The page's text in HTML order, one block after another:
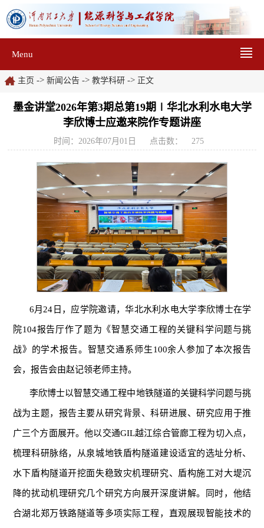
Menu
主页 -> 新闻公告 -> 教学科研 -> 正文
墨金讲堂2026年第3期总第19期∣华北水利水电大学
李欣博士应邀来院作专题讲座
时间：2026年07月01日 点击数： 275
6月24日，应学院邀请，华北水利水电大学李欣博士在学
院104报告厅作了题为《智慧交通工程的关键科学问题与挑
战》的学术报告。智慧交通系师生100余人参加了本次报告
会，报告会由赵记领老师主持。
李欣博士以智慧交通工程中地铁隧道的关键科学问题与挑
战为主题，报告主要从研究背景、科研进展、研究应用于推
广三个方面展开。他以交通GIL越江综合管廊工程为切入点，
梳理科研脉络，从泉城地铁盾构隧道建设适宜的选址分析、
水下盾构隧道开挖面失稳致灾机理研究、盾构施工对大堤沉
降的扰动机理研究几个研究方向展开深度讲解。同时，他结
合湖北郑万铁路隧道等多项实际工程，直观展现智能技术的